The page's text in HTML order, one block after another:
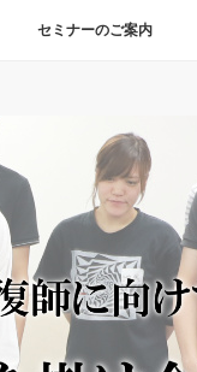
セミナーのご案内